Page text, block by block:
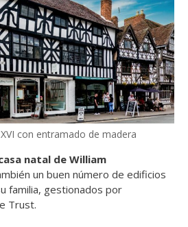
con entramado de madera
natal de William
un buen número de edificios
familia, gestionados por
Trust.